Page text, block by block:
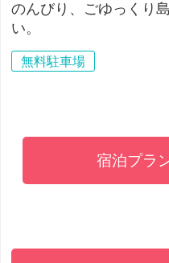
のんびり、ごゆっくり
い。
無料駐車場
宿泊プラ